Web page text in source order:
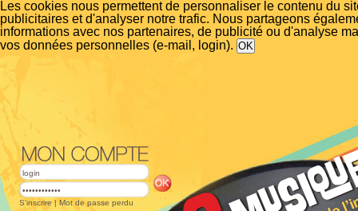
Les cookies nous permettent de personnaliser le contenu du
publicitaires et d'analyser notre trafic. Nous partageons
informations avec nos partenaires, de publicité ou d'analyse
vos données personnelles (e-mail, login).
S'inscrire | Mot de passe perdu